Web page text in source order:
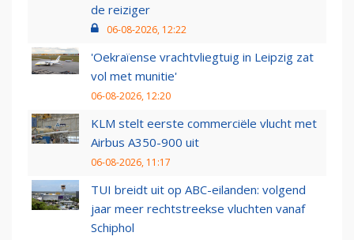
de reiziger
06-08-2026, 12:22
'Oekraïense vrachtvliegtuig in Leipzig zat
vol met munitie'
06-08-2026, 12:20
KLM stelt eerste commerciële vlucht met
Airbus A350-900 uit
06-08-2026, 11:17
TUI breidt uit op ABC-eilanden: volgend
jaar meer rechtstreekse vluchten vanaf
Schiphol